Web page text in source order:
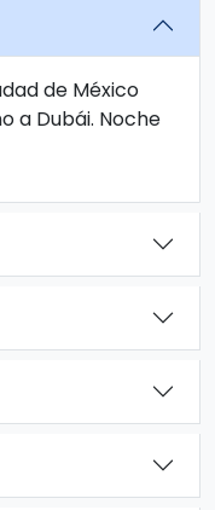
de México
a Dubái. Noche